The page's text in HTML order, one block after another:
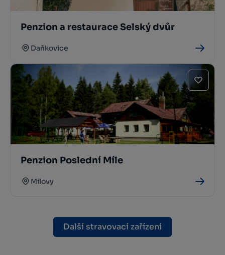
Penzion a restaurace Selský dvůr
Daňkovice
Penzion Poslední Míle
Milovy
Další stravovací zařízení